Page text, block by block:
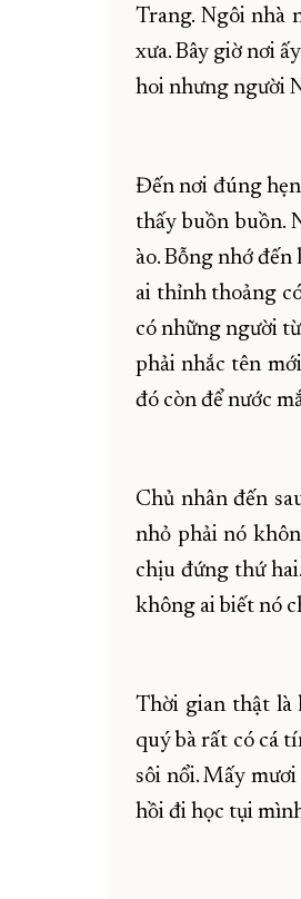
Trang. Ngôi nhà
xưa. Bây giờ nơi
hoi nhưng người
Đến nơi đúng
thấy buồn buồn.
ào. Bỗng nhớ
ai thỉnh thoảng
có những người
phải nhắc tên
đó còn để nước
Chủ nhân đến
nhỏ phải nó
chịu đứng thứ
không ai biết nó
Thời gian thật là
quý bà rất có cá
sôi nổi. Mấy
hồi đi học tụi